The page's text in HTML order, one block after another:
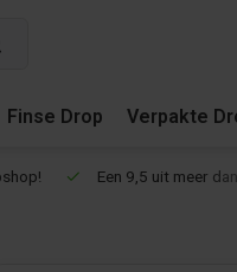
Finse Drop Verpakte
Een 9,5 uit meer